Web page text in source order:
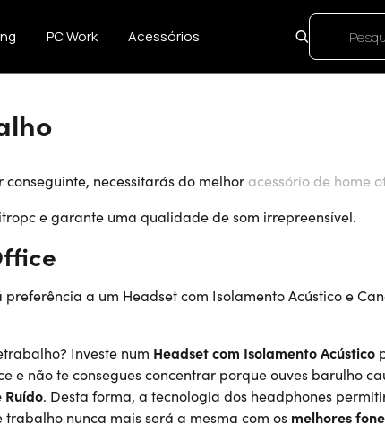
PC Work Acessórios
necessitarás do melhor acessório de home
e garante uma qualidade de som irrepreensível.
preferência a um Headset com Isolamento Acústico e
Investe num Headset com IsolamentoAcústico
e não te consegues concentrar porque ouves barulho
Ruído. Desta forma, a tecnologia dos headphones
nunca mais será a mesma com os melhores